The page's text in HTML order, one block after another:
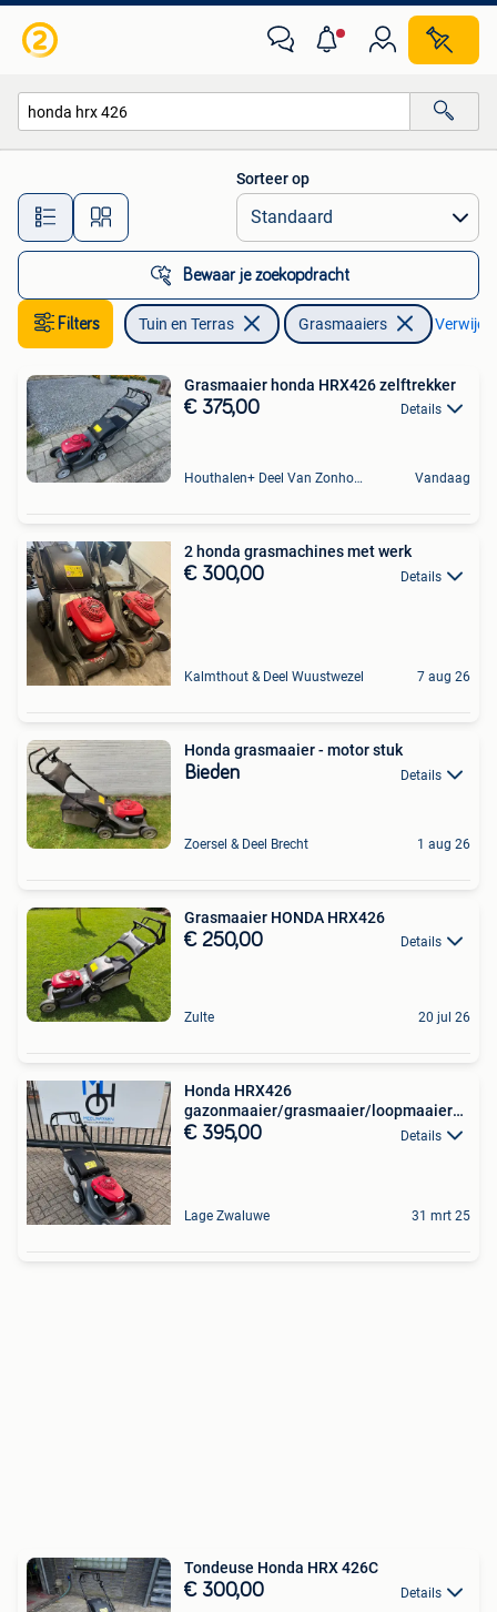
Alle afstanden…
Sorteer op
Bewaar je zoekopdracht
Filters Tuin en Terras Grasmaaiers
Grasmaaier honda HRX426 zelftrekker
€ 375,00 Details
Houthalen+ Deel Van Zonhoven En Zolder Vandaag
2 honda grasmachines met werk
€ 300,00 Details
Kalmthout & Deel Wuustwezel 7 aug 26
Honda grasmaaier - motor stuk
Bieden Details
Zoersel & Deel Brecht 1 aug 26
Grasmaaier HONDA HRX426
€ 250,00 Details
Zulte 20 jul 26
Honda HRX426
gazonmaaier/grasmaaier/loopmaaier
42CM
€ 395,00 Details
Lage Zwaluwe 31 mrt 25
Tondeuse Honda HRX 426C
€ 300,00 Details